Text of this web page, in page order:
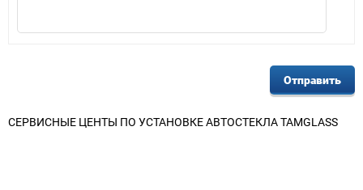
СЕРВИСНЫЕ ЦЕНТЫ ПО УСТАНОВКЕ АВТОСТЕКЛА TAMGLASS